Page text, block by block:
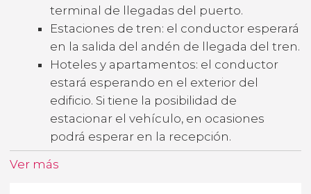
terminal de llegadas del puerto.
Estaciones de tren: el conductor esperará
en la salida del andén de llegada del tren.
Hoteles y apartamentos: el conductor
estará esperando en el exterior del
edificio. Si tiene la posibilidad de
estacionar el vehículo, en ocasiones
podrá esperar en la recepción.
Ver más